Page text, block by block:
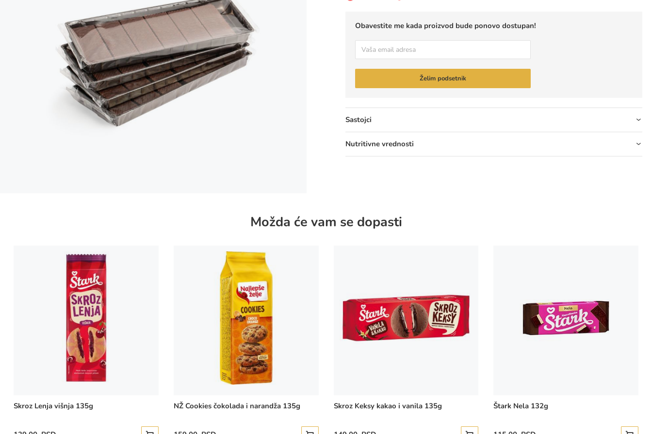
Obavestite me kada proizvod bude ponovo dostupan!
E-
pošta
Želim podsetnik
Sastojci
Nutritivne vrednosti
Možda će vam se dopasti
Skroz Lenja višnja 135g NŽ Cookies čokolada i narandža 135g Skroz Keksy kakao i vanila 135g Štark Nela 132g